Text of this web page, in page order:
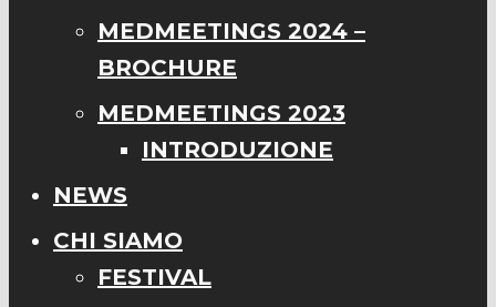
MEDMEETINGS 2024 –
BROCHURE
MEDMEETINGS 2023
INTRODUZIONE
NEWS
CHI SIAMO
FESTIVAL